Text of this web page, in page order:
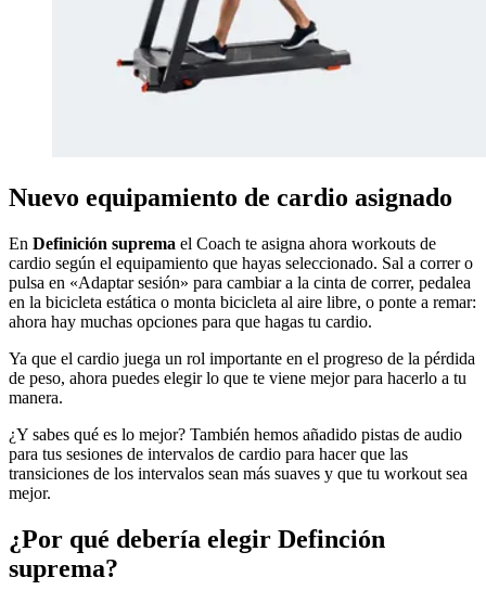
Nuevo equipamiento de cardio asignado
En Definición suprema el Coach te asigna ahora workouts de
cardio según el equipamiento que hayas seleccionado. Sal a correr o
pulsa en «Adaptar sesión» para cambiar a la cinta de correr, pedalea
en la bicicleta estática o monta bicicleta al aire libre, o ponte a remar:
ahora hay muchas opciones para que hagas tu cardio.
Ya que el cardio juega un rol importante en el progreso de la pérdida
de peso, ahora puedes elegir lo que te viene mejor para hacerlo a tu
manera.
¿Y sabes qué es lo mejor? También hemos añadido pistas de audio
para tus sesiones de intervalos de cardio para hacer que las
transiciones de los intervalos sean más suaves y que tu workout sea
mejor.
¿Por qué debería elegir Definción
suprema?